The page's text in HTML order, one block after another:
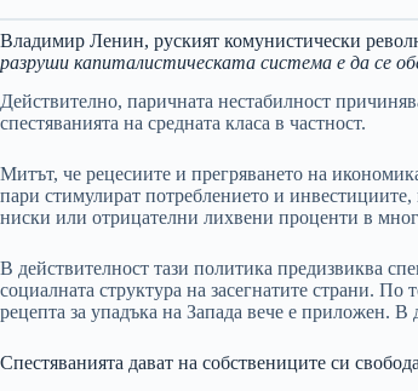
Владимир Ленин, руският комунистически
разруши капиталистическата система е да се
Действително, паричната нестабилност
спестяванията на средната класа в частност.
Митът, че рецесиите и прегряването на
пари стимулират потреблението и
ниски или отрицателни лихвени проценти в
В действителност тази политика предизвиква
социалната структура на засегнатите страни.
рецепта за упадъка на Запада вече е приложен.
Спестяванията дават на собствениците си